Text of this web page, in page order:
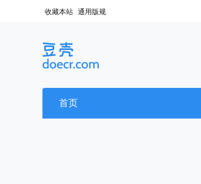
收藏本站 通用版规
首页